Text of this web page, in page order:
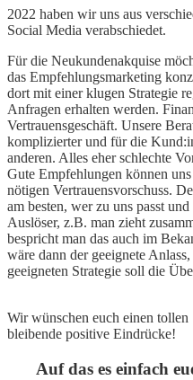
2022 haben wir uns aus
Social Media verabschiedet.
Für die Neukundenakquise
das Empfehlungsmarketing
dort mit einer klugen Strategie
Anfragen erhalten werden.
Vertrauensgeschäft. Unsere
komplizierter und für die
anderen. Alles eher schlechte
Gute Empfehlungen können
nötigen Vertrauensvorschuss.
am besten, wer zu uns passt
Auslöser, z.B. man zieht
bespricht man das auch im
wäre dann der geeignete
geeigneten Strategie soll die
Wir wünschen euch einen tollen
bleibende positive Eindrücke!
Auf das es einfach